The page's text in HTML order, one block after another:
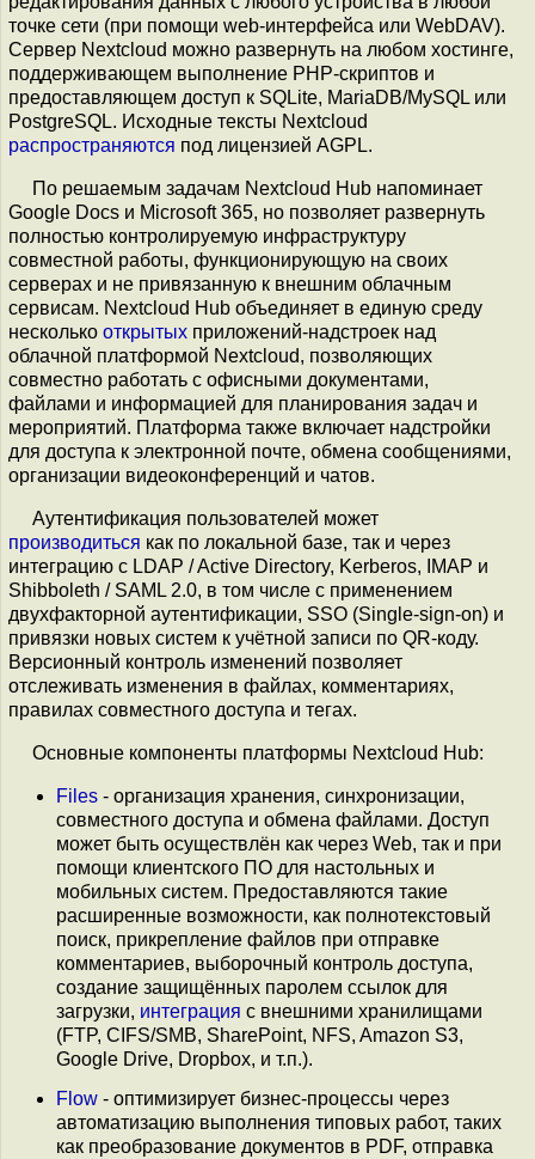
точке сети (при помощи web-интерфейса или WebDAV).
Сервер Nextcloud можно развернуть на любом хостинге,
поддерживающем выполнение PHP-скриптов и
предоставляющем доступ к SQLite, MariaDB/MySQL или
PostgreSQL. Исходные тексты Nextcloud
распространяются под лицензией AGPL.
По решаемым задачам Nextcloud Hub напоминает
Google Docs и Microsoft 365, но позволяет развернуть
полностью контролируемую инфраструктуру
совместной работы, функционирующую на своих
серверах и не привязанную к внешним облачным
сервисам. Nextcloud Hub объединяет в единую среду
несколько открытых приложений-надстроек над
облачной платформой Nextcloud, позволяющих
совместно работать с офисными документами,
файлами и информацией для планирования задач и
мероприятий. Платформа также включает надстройки
для доступа к электронной почте, обмена сообщениями,
организации видеоконференций и чатов.
Аутентификация пользователей может
производиться как по локальной базе, так и через
интеграцию с LDAP / Active Directory, Kerberos, IMAP и
Shibboleth / SAML 2.0, в том числе с применением
двухфакторной аутентификации, SSO (Single-sign-on) и
привязки новых систем к учётной записи по QR-коду.
Версионный контроль изменений позволяет
отслеживать изменения в файлах, комментариях,
правилах совместного доступа и тегах.
Основные компоненты платформы Nextcloud Hub:
Files - организация хранения, синхронизации,
совместного доступа и обмена файлами. Доступ
может быть осуществлён как через Web, так и при
помощи клиентского ПО для настольных и
мобильных систем. Предоставляются такие
расширенные возможности, как полнотекстовый
поиск, прикрепление файлов при отправке
комментариев, выборочный контроль доступа,
создание защищённых паролем ссылок для
загрузки, интеграция с внешними хранилищами
(FTP, CIFS/SMB, SharePoint, NFS, Amazon S3,
Google Drive, Dropbox, и т.п.).
Flow - оптимизирует бизнес-процессы через
автоматизацию выполнения типовых работ, таких
как преобразование документов в PDF, отправка